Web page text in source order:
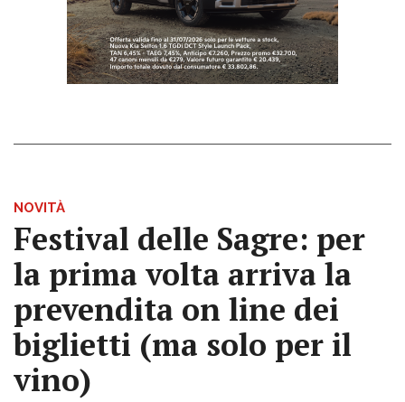
NOVITÀ
Festival delle Sagre: per
la prima volta arriva la
prevendita on line dei
biglietti (ma solo per il
vino)